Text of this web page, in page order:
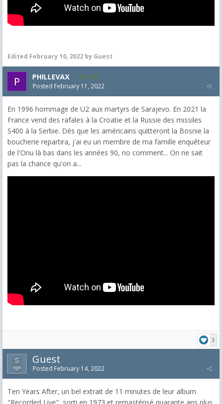
Edited February 10, 2022 by Guest
PHILLEVAX 1,405
Posted February 11, 2022
En 1996 hommage de U2 aux martyrs de Sarajevo. En 2021 la
France vend des rafales à la Croatie et la Russie des missiles
S400 à la Serbie. Dès que les américains quitteront la Bosnie la
boucherie repartira, j'ai eu un membre de ma famille enquêteur
de l'Onu là bas dans les années 90, no comment... On ne sait
pas la chance qu'on a...
3
Guest
Posted February 14, 2022
Ten Years After, un bel extrait de 11 minutes de leur album
"Recorded Live", sorti en 1973 et remastérisé quarante ans plus